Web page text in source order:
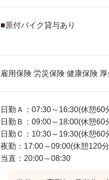
■原付バイク貸与あり
雇用保険 労災保険 健康保険
日勤Ａ：07:30～16:30(休憩60
日勤Ｂ：09:00～18:00(休憩60
日勤Ｃ：10:30～19:30(休憩60
夜勤：17:00～09:00(休憩120
当直：20:00～08:30